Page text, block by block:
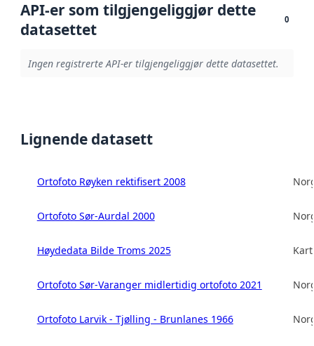
API-er som tilgjengeliggjør dette
datasettet
0
Ingen registrerte API-er tilgjengeliggjør dette datasettet.
Lignende datasett
Ortofoto Røyken rektifisert 2008
Ortofoto Sør-Aurdal 2000
Høydedata Bilde Troms 2025
Ortofoto Sør-Varanger midlertidig ortofoto 2021
Ortofoto Larvik - Tjølling - Brunlanes 1966